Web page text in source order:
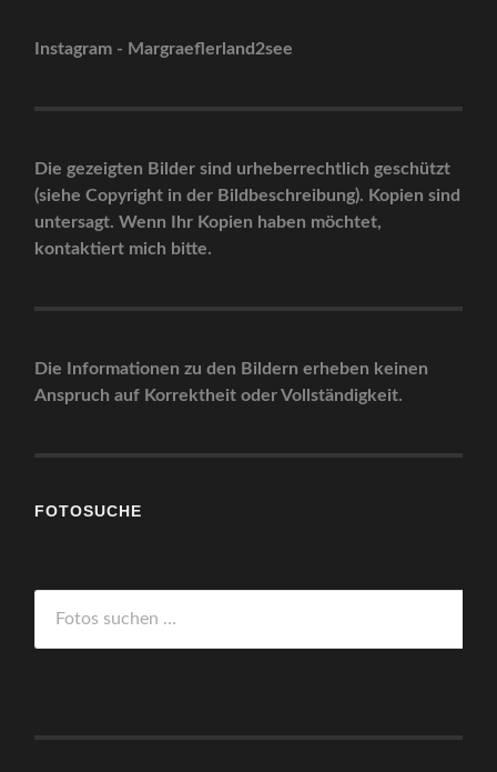
Instagram - Margraeflerland2see
Die gezeigten Bilder sind urheberrechtlich geschützt
(siehe Copyright in der Bildbeschreibung). Kopien sind
untersagt. Wenn Ihr Kopien haben möchtet,
kontaktiert mich bitte.
Die Informationen zu den Bildern erheben keinen
Anspruch auf Korrektheit oder Vollständigkeit.
FOTOSUCHE